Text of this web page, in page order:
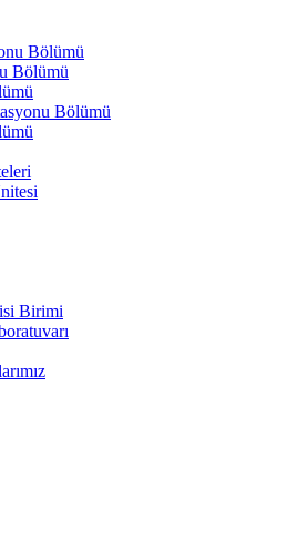
Bölümü
Bölümü
Bölümü
Birimi